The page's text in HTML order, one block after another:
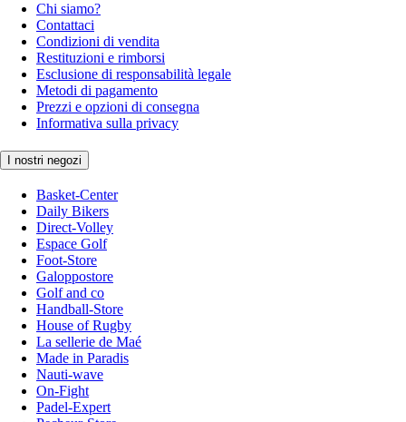
Chi siamo?
Contattaci
Condizioni di vendita
Restituzioni e rimborsi
Esclusione di responsabilità legale
Metodi di pagamento
Prezzi e opzioni di consegna
Informativa sulla privacy
I nostri negozi
Basket-Center
Daily Bikers
Direct-Volley
Espace Golf
Foot-Store
Galoppostore
Golf and co
Handball-Store
House of Rugby
La sellerie de Maé
Made in Paradis
Nauti-wave
On-Fight
Padel-Expert